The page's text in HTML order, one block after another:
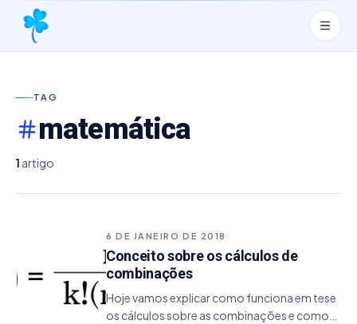
TAG
matemática
1 artigo
6 DE JANEIRO DE 2018
Conceito sobre os cálculos de
combinações
Hoje vamos explicar como funciona em tese
os cálculos sobre as combinações e como